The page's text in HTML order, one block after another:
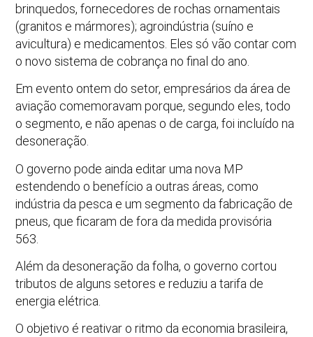
brinquedos, fornecedores de rochas ornamentais
(granitos e mármores); agroindústria (suíno e
avicultura) e medicamentos. Eles só vão contar com
o novo sistema de cobrança no final do ano.
Em evento ontem do setor, empresários da área de
aviação comemoravam porque, segundo eles, todo
o segmento, e não apenas o de carga, foi incluído na
desoneração.
O governo pode ainda editar uma nova MP
estendendo o benefício a outras áreas, como
indústria da pesca e um segmento da fabricação de
pneus, que ficaram de fora da medida provisória
563.
Além da desoneração da folha, o governo cortou
tributos de alguns setores e reduziu a tarifa de
energia elétrica.
O objetivo é reativar o ritmo da economia brasileira,